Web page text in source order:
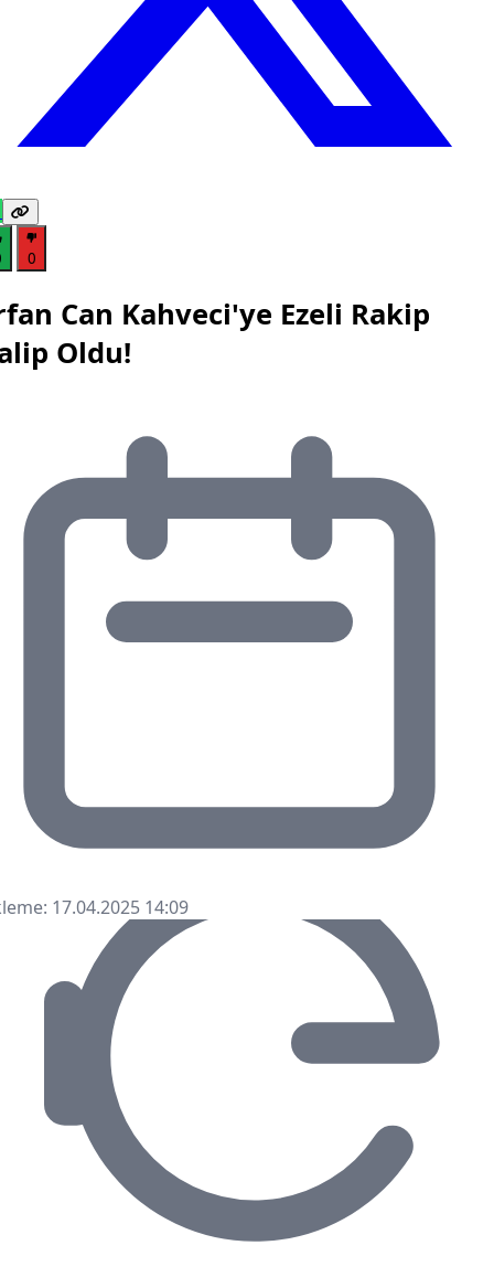
0
Can Kahveci'ye Ezeli Rakip
Oldu!
17.04.2025 14:09